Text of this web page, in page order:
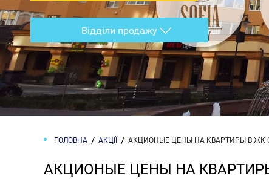
Відділи продажу
ГОЛОВНА АКЦІЇ АКЦИОНЫЕ ЦЕНЫ НА КВАРТИРЫ В ЖК
АКЦИОНЫЕ ЦЕНЫ НА